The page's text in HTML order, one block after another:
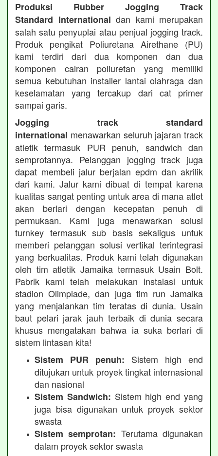
Produksi Rubber Jogging Track
Standard International dan kami merupakan
salah satu penyuplai atau penjual jogging track.
Produk pengikat Poliuretana Airethane (PU)
kami terdiri dari dua komponen dan dua
komponen cairan poliuretan yang memiliki
semua kebutuhan installer lantai olahraga dan
keselamatan yang tercakup dari cat primer
sampai garis.
Jogging track standard
international menawarkan seluruh jajaran track
atletik termasuk PUR penuh, sandwich dan
semprotannya. Pelanggan jogging track juga
dapat membeli jalur berjalan epdm dan akrilik
dari kami. Jalur kami dibuat di tempat karena
kualitas sangat penting untuk area di mana atlet
akan berlari dengan kecepatan penuh di
permukaan. Kami juga menawarkan solusi
turnkey termasuk sub basis sekaligus untuk
memberi pelanggan solusi vertikal terintegrasi
yang berkualitas. Produk kami telah digunakan
oleh tim atletik Jamaika termasuk Usain Bolt.
Pabrik kami telah melakukan instalasi untuk
stadion Olimpiade, dan juga tim run Jamaika
yang menjalankan tim teratas di dunia. Usain
baut pelari jarak jauh terbaik di dunia secara
khusus mengatakan bahwa ia suka berlari di
sistem lintasan kita!
Sistem PUR penuh: Sistem high end
ditujukan untuk proyek tingkat internasional
dan nasional
Sistem Sandwich: Sistem high end yang
juga bisa digunakan untuk proyek sektor
swasta
Sistem semprotan: Terutama digunakan
dalam proyek sektor swasta